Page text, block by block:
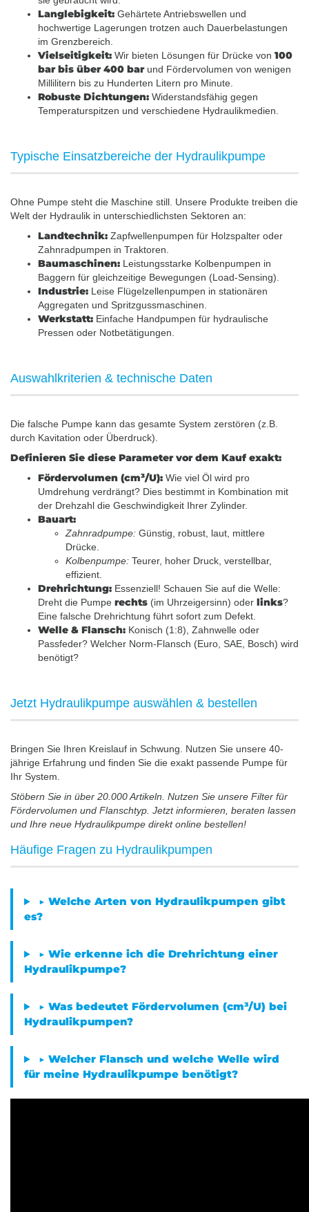
Langlebigkeit: Gehärtete Antriebswellen und
hochwertige Lagerungen trotzen auch Dauerbelastungen
im Grenzbereich.
Vielseitigkeit: Wir bieten Lösungen für Drücke von 100
bar bis über 400 barund Fördervolumen von wenigen
Millilitern bis zu Hunderten Litern pro Minute.
Robuste Dichtungen: Widerstandsfähig gegen
Temperaturspitzen und verschiedene Hydraulikmedien.
Typische Einsatzbereiche der Hydraulikpumpe
Ohne Pumpe steht die Maschine still. Unsere Produkte treiben die
Welt der Hydraulik in unterschiedlichsten Sektoren an:
Landtechnik: Zapfwellenpumpen für Holzspalter oder
Zahnradpumpen in Traktoren.
Baumaschinen: Leistungsstarke Kolbenpumpen in
Baggern für gleichzeitige Bewegungen (Load-Sensing).
Industrie: Leise Flügelzellenpumpen in stationären
Aggregaten und Spritzgussmaschinen.
Werkstatt: Einfache Handpumpen für hydraulische
Pressen oder Notbetätigungen.
Auswahlkriterien & technische Daten
Die falsche Pumpe kann das gesamte System zerstören (z.B.
durch Kavitation oder Überdruck).
Definieren Sie diese Parameter vor dem Kauf exakt:
Fördervolumen (cm³/U): Wie viel Öl wird pro
Umdrehung verdrängt? Dies bestimmt in Kombination mit
der Drehzahl die Geschwindigkeit Ihrer Zylinder.
Bauart:
Zahnradpumpe: Günstig, robust, laut, mittlere
Drücke.
Kolbenpumpe: Teurer, hoher Druck, verstellbar,
effizient.
Drehrichtung: Essenziell! Schauen Sie auf die Welle:
Dreht die Pumpe rechts (im Uhrzeigersinn) oder links?
Eine falsche Drehrichtung führt sofort zum Defekt.
Welle & Flansch: Konisch (1:8), Zahnwelle oder
Passfeder? Welcher Norm-Flansch (Euro, SAE, Bosch) wird
benötigt?
Jetzt Hydraulikpumpe auswählen & bestellen
Bringen Sie Ihren Kreislauf in Schwung. Nutzen Sie unsere 40-
jährige Erfahrung und finden Sie die exakt passende Pumpe für
Ihr System.
Stöbern Sie in über 20.000 Artikeln. Nutzen Sie unsere Filter für
Fördervolumen und Flanschtyp. Jetzt informieren, beraten lassen
und Ihre neue Hydraulikpumpe direkt online bestellen!
Häufige Fragen zu Hydraulikpumpen
▶ Welche Arten von Hydraulikpumpen gibt
es?
▶ Wie erkenne ich die Drehrichtung einer
Hydraulikpumpe?
▶ Was bedeutet Fördervolumen (cm³/U) bei
Hydraulikpumpen?
▶ Welcher Flansch und welche Welle wird
für meine Hydraulikpumpe benötigt?